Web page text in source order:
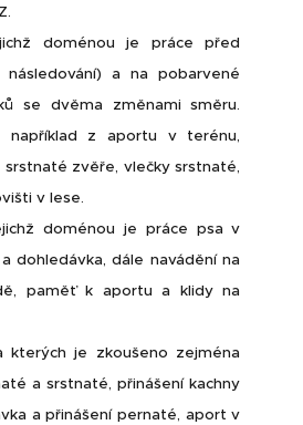
doménou je práce před
a na pobarvené
se dvěma změnami směru.
například z aportu v terénu,
srstnaté zvěře, vlečky srstnaté,
v lese.
doménou je práce psa v
dohledávka, dále navádění na
paměť k aportu a klidy na
kterých je zkoušeno zejména
a srstnaté, přinášení kachny
a přinášení pernaté, aport v